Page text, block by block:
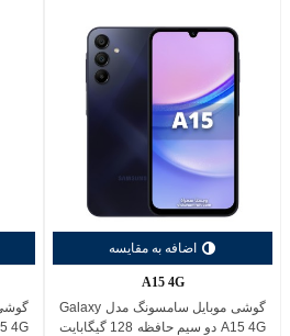
اضافه به مقایسه
A15 4G
گوشی موبایل سامسونگ مدل Galaxy
A15 4G دو سیم حافظه 128 گیگابایت